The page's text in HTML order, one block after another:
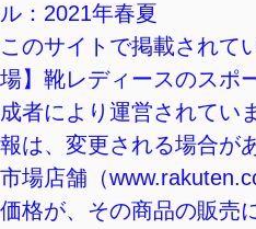
ル：2021年春夏
このサイトで掲載されて
場】靴レディースのスポ
成者により運営されてい
報は、変更される場合が
市場店舗（
価格が、その商品の販売